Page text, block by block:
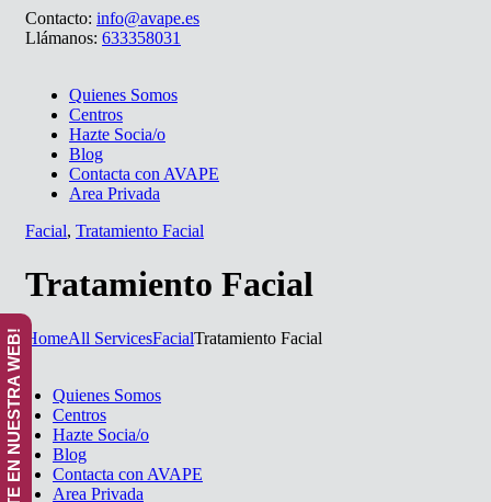
Contacto: info@avape.es
Llámanos: 633358031
Quienes Somos
Centros
Hazte Socia/o
Blog
Contacta con AVAPE
Area Privada
Facial, Tratamiento Facial
Tratamiento Facial
HomeAll ServicesFacialTratamiento Facial
Quienes Somos
Centros
Hazte Socia/o
Blog
Contacta con AVAPE
Area Privada